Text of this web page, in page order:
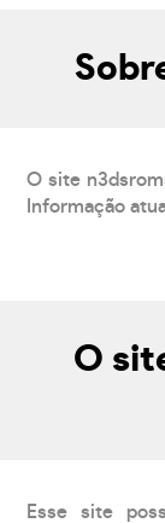
O site
Informação
O
Esse site